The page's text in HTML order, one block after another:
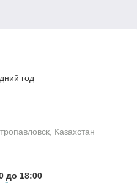
год
Казахстан
до 18:00